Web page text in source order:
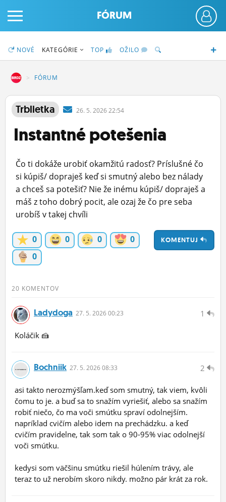
PRIHLÁS SA
ČINŽIAK
STATUSY
BLOGY
OBRÁZKY
ĽUDIA
MÔJ PROFIL
FÓRUM
NOVÉ KATEGÓRIE TOP OŽILO
FÓRUM
Trblietka 26. 5. 2026 22:54
Instantné potešenia
Čo ti dokáže urobiť okamžitú radosť? Príslušné čo
si kúpiš/ dopraješ keď si smutný alebo bez nálady
a chceš sa potešiť? Nie že inému kúpiš/ dopraješ a
máš z toho dobrý pocit, ale ozaj že čo pre seba
urobíš v takej chvíli
KOMENTUJ
0 0 0
0
0
20 KOMENTOV
1
Ladydoga 27. 5. 2026 00:23
Koláčik 🍰
2
Bochniik 27. 5. 2026 08:33
asi takto nerozmýšľam.keď som smutný, tak viem, kvôli
čomu to je. a buď sa to snažím vyriešiť, alebo sa snažím
robiť niečo, čo ma voči smútku spraví odolnejším.
napríklad cvičím alebo idem na prechádzku. a keď
cvičím pravidelne, tak som tak o 90-95% viac odolnejší
voči smútku.
kedysi som väčšinu smútku riešil húlením trávy, ale
teraz to už nerobím skoro nikdy. možno pár krát za rok.